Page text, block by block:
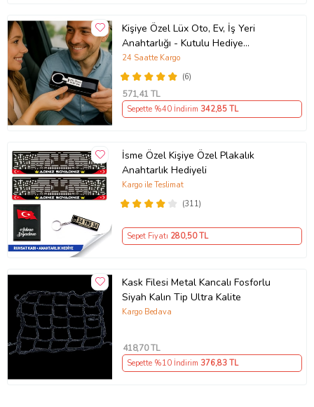
Kişiye Özel Lüx Oto, Ev, İş Yeri
Anahtarlığı - Kutulu Hediye
Paketinde
(6)
24 Saatte Kargo
571,41 TL
Sepette %40 İndirim 342,85 TL
İsme Özel Kişiye Özel Plakalık
Anahtarlık Hediyeli
(311)
Kargo ile Teslimat
Sepet Fiyatı 280,50 TL
Kask Filesi Metal Kancalı Fosforlu
Siyah Kalın Tip Ultra Kalite
Kargo Bedava
418,70 TL
Sepette %10 İndirim 376,83 TL